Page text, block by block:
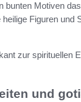
bunten Motiven
Figuren
zur spirituellen
und